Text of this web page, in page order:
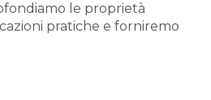
le proprietà
pratiche e forniremo